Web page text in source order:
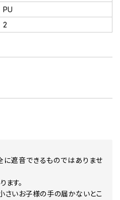
PU
2
遮音できるものではありませ
す。
さいお子様の手の届かないとこ